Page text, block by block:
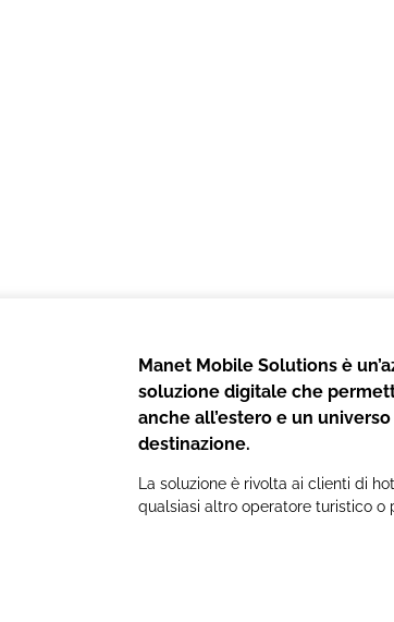
Manet Mobile Solutions è
soluzione digitale che
anche all’estero e un
destinazione.
La soluzione è rivolta ai clienti di
qualsiasi altro operatore turistico o